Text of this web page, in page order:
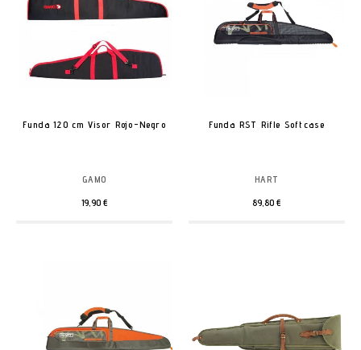
Funda 120 cm Visor Rojo-Negro
GAMO
19,90 €
Funda RST Rifle Softcase
HART
89,80 €